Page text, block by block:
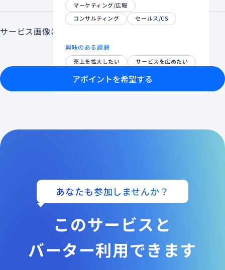
サービス画像はまだありません。
アポイントを希望する
マーケティング/広報
コンサルティング
セールス/CS
興味のある課題
売上を拡大したい
サービスを広めたい
画像や動画を編集/作成したい
あなたも参加しませんか？
このサービスと
バーター利用できます